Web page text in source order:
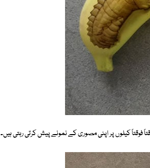
فوقتاً کیلوں پر اپنی مصوری کے نمونے پیش کرتی رہتی ہیں۔